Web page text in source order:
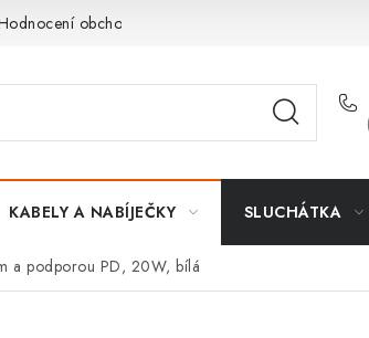
obchodu
KABELY A NABÍJEČKY SLUCHÁTKA
a podporou PD, 20W, bílá